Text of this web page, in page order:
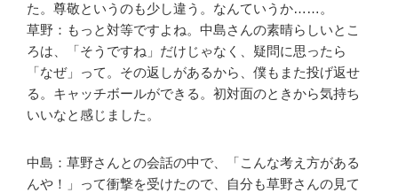
た。尊敬というのも少し違う。なんていうか……。
草野：もっと対等ですよね。中島さんの素晴らしいとこ
ろは、「そうですね」だけじゃなく、疑問に思ったら
「なぜ」って。その返しがあるから、僕もまた投げ返せ
る。キャッチボールができる。初対面のときから気持ち
いいなと感じました。
中島：草野さんとの会話の中で、「こんな考え方がある
んや！」って衝撃を受けたので、自分も草野さんの見て